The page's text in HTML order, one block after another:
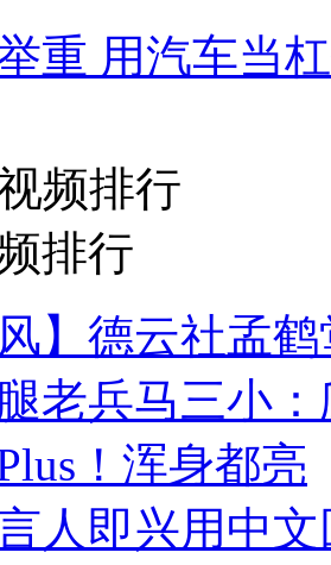
重 用汽车当
频排行
排行
风】德云社孟
老兵马三小
！浑身都亮
人即兴用中